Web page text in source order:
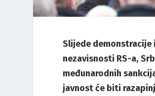
Slijede demonstracije
nezavisnosti RS-a,
međunarodnih
javnost će biti